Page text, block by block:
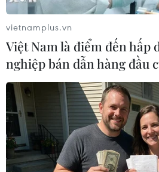
lớn 5,0 ở tỉnh Vân Nam
Trận động đất mạnh 5,0 độ xảy
ngày 2/12 làm rung chuyển thành
Châu tự trị dân tộc Thái và
tỉnh Vân Nam, Tây Nam Trung
vietnamplus.vn
Việt Nam là điểm đến hấp
nghiệp bán dẫn hàng đầu